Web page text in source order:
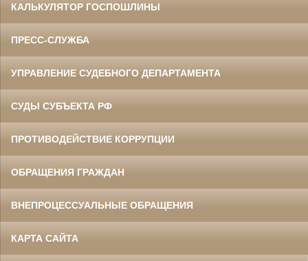
КАЛЬКУЛЯТОР ГОСПОШЛИНЫ
ПРЕСС-СЛУЖБА
УПРАВЛЕНИЕ СУДЕБНОГО ДЕПАРТАМЕНТА
СУДЫ СУБЪЕКТА РФ
ПРОТИВОДЕЙСТВИЕ КОРРУПЦИИ
ОБРАЩЕНИЯ ГРАЖДАН
ВНЕПРОЦЕССУАЛЬНЫЕ ОБРАЩЕНИЯ
КАРТА САЙТА